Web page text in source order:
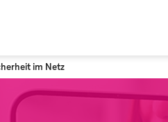
im Netz